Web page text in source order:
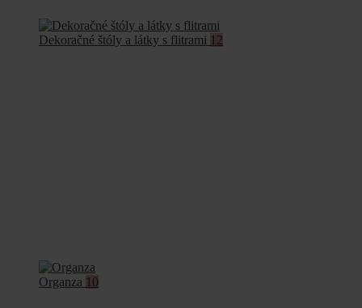
Dekoračné štóly a látky s flitrami 12
Organza 10